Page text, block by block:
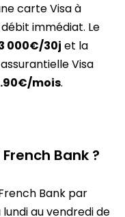
carte Visa à
immédiat. Le
000€/30j et la
Visa
mois.
Bank ?
Bank par
lundi au vendredi de